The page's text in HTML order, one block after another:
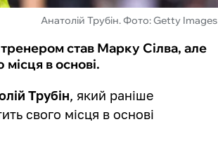
Анатолій Трубін. Фото: Getty Images
став Марку Сілва, але
в основі.
Трубін, який раніше
свого місця в основі